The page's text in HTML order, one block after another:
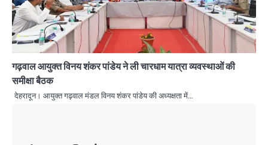
गढ़वाल आयुक्त विनय शंकर पांडेय ने ली चारधाम यात्रा व्यवस्थाओं की
समीक्षा बैठक
देहरादून। आयुक्त गढ़वाल मंडल विनय शंकर पांडेय की अध्यक्षता में…